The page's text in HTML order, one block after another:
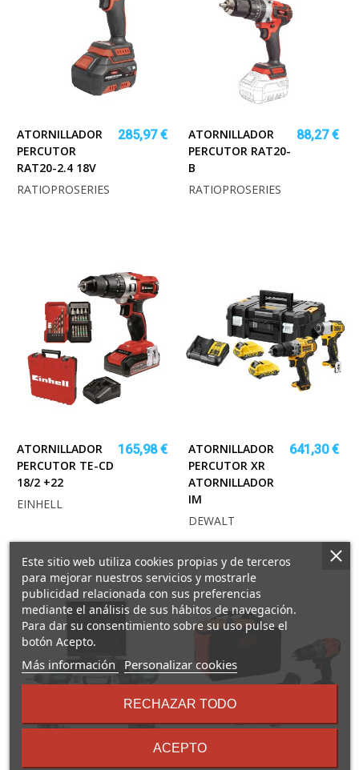
ATORNILLADOR
PERCUTOR
RAT20-2.4 18V
285,97 €
RATIOPROSERIES
ATORNILLADOR
PERCUTOR RAT20-
B
88,27 €
RATIOPROSERIES
ATORNILLADOR
PERCUTOR TE-CD
18/2 +22
165,98 €
EINHELL
ATORNILLADOR
PERCUTOR XR
ATORNILLADOR
IM
641,30 €
DEWALT
Este sitio web utiliza cookies propias y de terceros
para mejorar nuestros servicios y mostrarle
publicidad relacionada con sus preferencias
mediante el análisis de sus hábitos de navegación.
Para dar su consentimiento sobre su uso pulse el
botón Acepto.
Más información sobre
términos
condiciones
Personalizar cookies
RECHAZAR TODO
ACEPTO